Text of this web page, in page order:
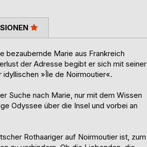
bezaubernde Marie aus Frankreich
der Adresse begibt er sich mit seiner
»Île de Noirmoutier«.
Suche nach Marie, nur mit dem Wissen
Odyssee über die Insel und vorbei an
Rothaariger auf Noirmoutier ist, zum